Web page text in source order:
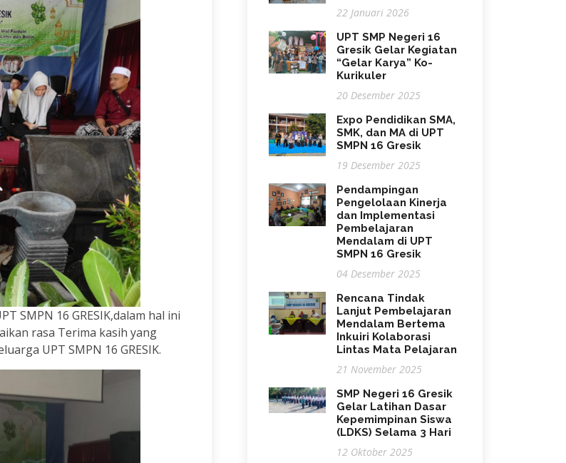
SMPN 16 GRESIK,dalam hal ini
rasa Terima kasih yang
UPT SMPN 16 GRESIK.
22 Januari 2026
UPT SMP Negeri 16
Gresik Gelar Kegiatan
“Gelar Karya” Ko-
Kurikuler
20 Desember 2025
Expo Pendidikan SMA,
SMK, dan MA di UPT
SMPN 16 Gresik
19 Desember 2025
Pendampingan
Pengelolaan Kinerja
dan Implementasi
Pembelajaran
Mendalam di UPT
SMPN 16 Gresik
04 Desember 2025
Rencana Tindak
Lanjut Pembelajaran
Mendalam Bertema
Inkuiri Kolaborasi
Lintas Mata Pelajaran
21 November 2025
SMP Negeri 16 Gresik
Gelar Latihan Dasar
Kepemimpinan Siswa
(LDKS) Selama 3 Hari
12 Oktober 2025